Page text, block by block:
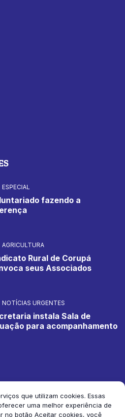
que utilizam cookies. Essas
uma melhor experiência de
no botão Aceitar cookies, você
ESPECIAL
fazendo a
AGRICULTURA
Rural de Corupá
seus Associados
NOTÍCIAS URGENTES
instala Sala de
para acompanhamento
os direitos reservados.